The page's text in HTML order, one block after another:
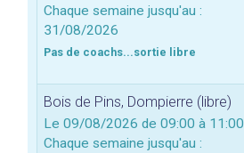
Chaque semaine jusqu'au :
31/08/2026
Pas de coachs...sortie libre
Bois de Pins, Dompierre (libre)
Le 09/08/2026 de 09:00 à 11:00
Chaque semaine jusqu'au :